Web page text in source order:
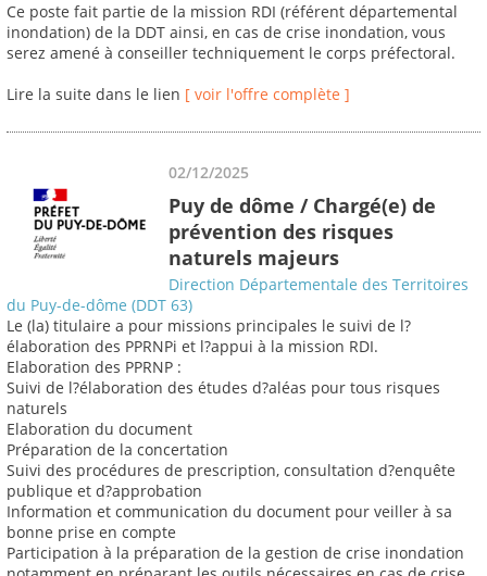
Ce poste fait partie de la mission RDI (référent départemental
inondation) de la DDT ainsi, en cas de crise inondation, vous
serez amené à conseiller techniquement le corps préfectoral.
Lire la suite dans le lien [ voir l'offre complète ]
02/12/2025
Puy de dôme / Chargé(e) de
prévention des risques
naturels majeurs
Direction Départementale des Territoires
du Puy-de-dôme (DDT 63)
Le (la) titulaire a pour missions principales le suivi de l?
élaboration des PPRNPi et l?appui à la mission RDI.
Elaboration des PPRNP :
Suivi de l?élaboration des études d?aléas pour tous risques
naturels
Elaboration du document
Préparation de la concertation
Suivi des procédures de prescription, consultation d?enquête
publique et d?approbation
Information et communication du document pour veiller à sa
bonne prise en compte
Participation à la préparation de la gestion de crise inondation